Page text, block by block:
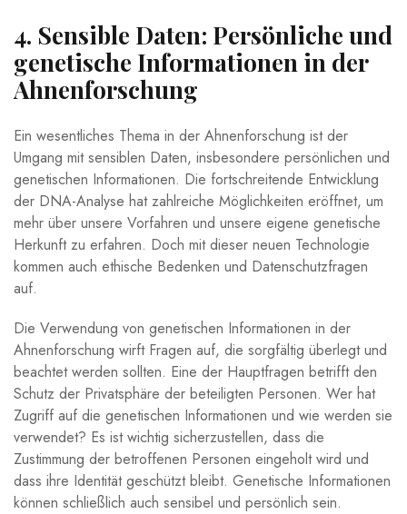
4. Sensible Daten: Persönliche und
genetische Informationen in der
Ahnenforschung
Ein wesentliches Thema in der Ahnenforschung ist der
Umgang mit sensiblen Daten, insbesondere persönlichen und
genetischen Informationen. Die fortschreitende Entwicklung
der DNA-Analyse hat zahlreiche Möglichkeiten eröffnet, um
mehr über unsere Vorfahren und unsere eigene genetische
Herkunft zu erfahren. Doch mit dieser neuen Technologie
kommen auch ethische Bedenken und Datenschutzfragen
auf.
Die Verwendung von genetischen Informationen in der
Ahnenforschung wirft Fragen auf, die sorgfältig überlegt und
beachtet werden sollten. Eine der Hauptfragen betrifft den
Schutz der Privatsphäre der beteiligten Personen. Wer hat
Zugriff auf die genetischen Informationen und wie werden sie
verwendet? Es ist wichtig sicherzustellen, dass die
Zustimmung der betroffenen Personen eingeholt wird und
dass ihre Identität geschützt bleibt. Genetische Informationen
können schließlich auch sensibel und persönlich sein.